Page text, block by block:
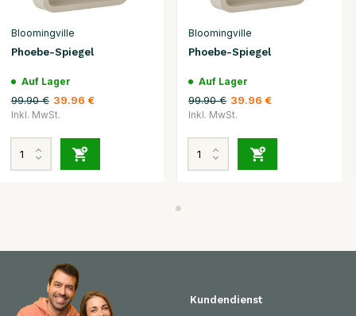
Bloomingville
Phoebe-Spiegel
Auf Lager
99.90 € 39.96 €
Inkl. MwSt.
Bloomingville
Phoebe-Spiegel
Auf Lager
99.90 € 39.96 €
Inkl. MwSt.
Kundendienst